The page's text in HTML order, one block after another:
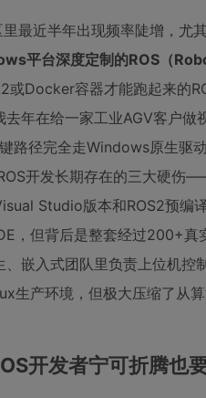
最近半年出现频率陡增，
平台深度定制的ROS（
或Docker容器才能跑起来
年在给一家工业AGV客户
路径完全走Windows原生驱
开发长期存在的三大硬
Studio版本和ROS2预编
，但背后是整套经过200+
嵌入式团队里负责上位机
生产环境，但极大压缩了
开发者宁可折腾也